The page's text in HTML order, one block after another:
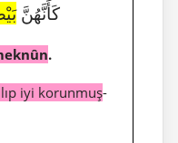
3835|37|49|كَأَنَّهُنَّ
.
iyi korunmuş-